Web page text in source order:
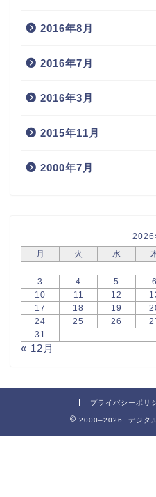
2016年8月
2016年7月
2016年3月
2015年11月
2000年7月
2026
月
火 水
3
4 5 6
10
11 12
17
18 19
24
25 26
31
« 12月
プライバシーポリ
2000–2026 デジタ